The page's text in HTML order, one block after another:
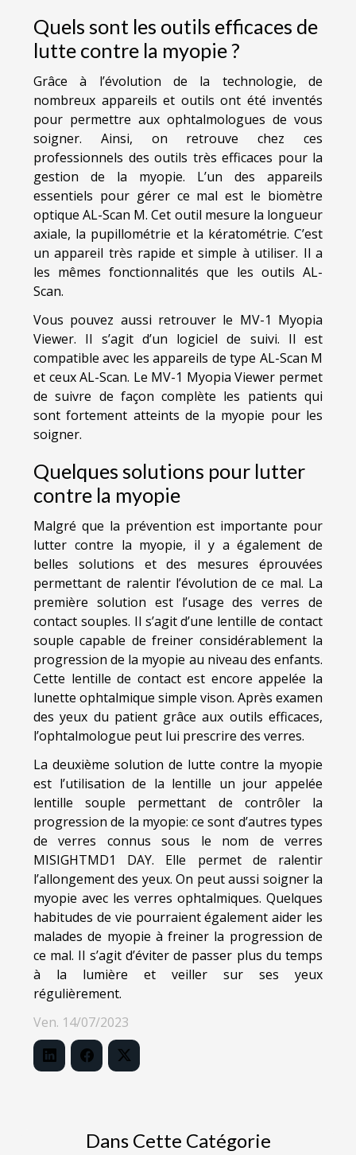
Quels sont les outils efficaces de
lutte contre la myopie ?
Grâce à l’évolution de la technologie, de
nombreux appareils et outils ont été inventés
pour permettre aux ophtalmologues de vous
soigner. Ainsi, on retrouve chez ces
professionnels des outils très efficaces pour la
gestion de la myopie. L’un des appareils
essentiels pour gérer ce mal est le biomètre
optique AL-Scan M. Cet outil mesure la longueur
axiale, la pupillométrie et la kératométrie. C’est
un appareil très rapide et simple à utiliser. Il a
les mêmes fonctionnalités que les outils AL-
Scan.
Vous pouvez aussi retrouver le MV-1 Myopia
Viewer. Il s’agit d’un logiciel de suivi. Il est
compatible avec les appareils de type AL-Scan M
et ceux AL-Scan. Le MV-1 Myopia Viewer permet
de suivre de façon complète les patients qui
sont fortement atteints de la myopie pour les
soigner.
Quelques solutions pour lutter
contre la myopie
Malgré que la prévention est importante pour
lutter contre la myopie, il y a également de
belles solutions et des mesures éprouvées
permettant de ralentir l’évolution de ce mal. La
première solution est l’usage des verres de
contact souples. Il s’agit d’une lentille de contact
souple capable de freiner considérablement la
progression de la myopie au niveau des enfants.
Cette lentille de contact est encore appelée la
lunette ophtalmique simple vison. Après examen
des yeux du patient grâce aux outils efficaces,
l’ophtalmologue peut lui prescrire des verres.
La deuxième solution de lutte contre la myopie
est l’utilisation de la lentille un jour appelée
lentille souple permettant de contrôler la
progression de la myopie: ce sont d’autres types
de verres connus sous le nom de verres
MISIGHTMD1 DAY. Elle permet de ralentir
l’allongement des yeux. On peut aussi soigner la
myopie avec les verres ophtalmiques. Quelques
habitudes de vie pourraient également aider les
malades de myopie à freiner la progression de
ce mal. Il s’agit d’éviter de passer plus du temps
à la lumière et veiller sur ses yeux
régulièrement.
Ven. 14/07/2023
Dans Cette Catégorie